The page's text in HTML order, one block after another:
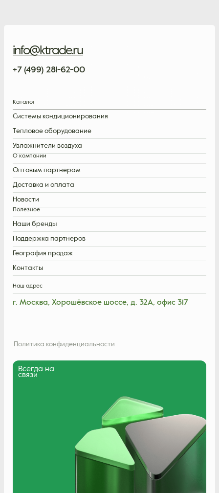
info@ktrade.ru
+7 (499) 281-62-00
Каталог
Системы кондиционирования
Тепловое оборудование
Увлажнители воздуха
О компании
Оптовым партнерам
Доставка и оплата
Новости
Полезное
Наши бренды
Поддержка партнеров
География продаж
Контакты
Политика конфиденциальности
Наш адрес
г. Москва, Хорошёвское шоссе, д. 32А, офис 317
Всегда на
связи